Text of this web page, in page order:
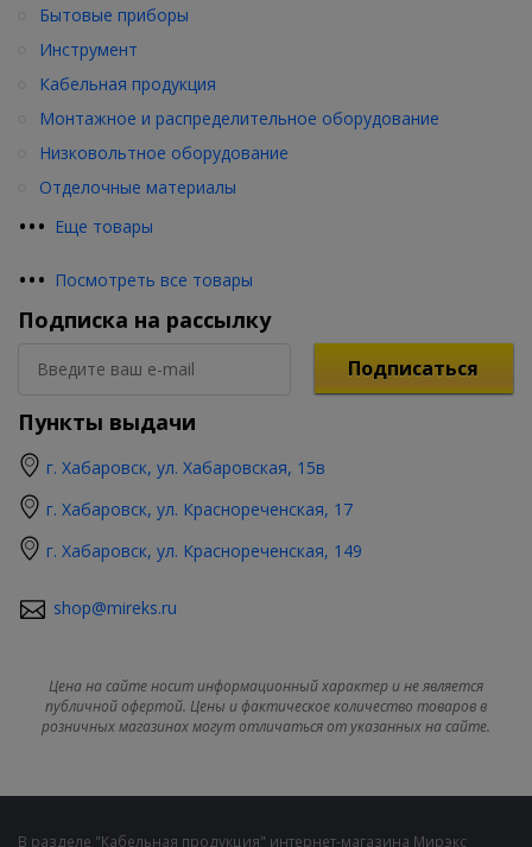
••• Еще товары
Бытовые приборы
Инструмент
Кабельная продукция
Монтажное и распределительное оборудование
Низковольтное оборудование
Отделочные материалы
••• Посмотреть все товары
Подписка на рассылку
Подписаться
Пункты выдачи
г. Хабаровск, ул. Хабаровская, 15в
г. Хабаровск, ул. Краснореченская, 17
г. Хабаровск, ул. Краснореченская, 149
shop@mireks.ru
Цена на сайте носит информационный характер и не является
публичной офертой. Цены и фактическое количество товаров в
розничных магазинах могут отличаться от указанных на сайте.
В разделе "Кабельная продукция" интернет-магазина Мирэкс